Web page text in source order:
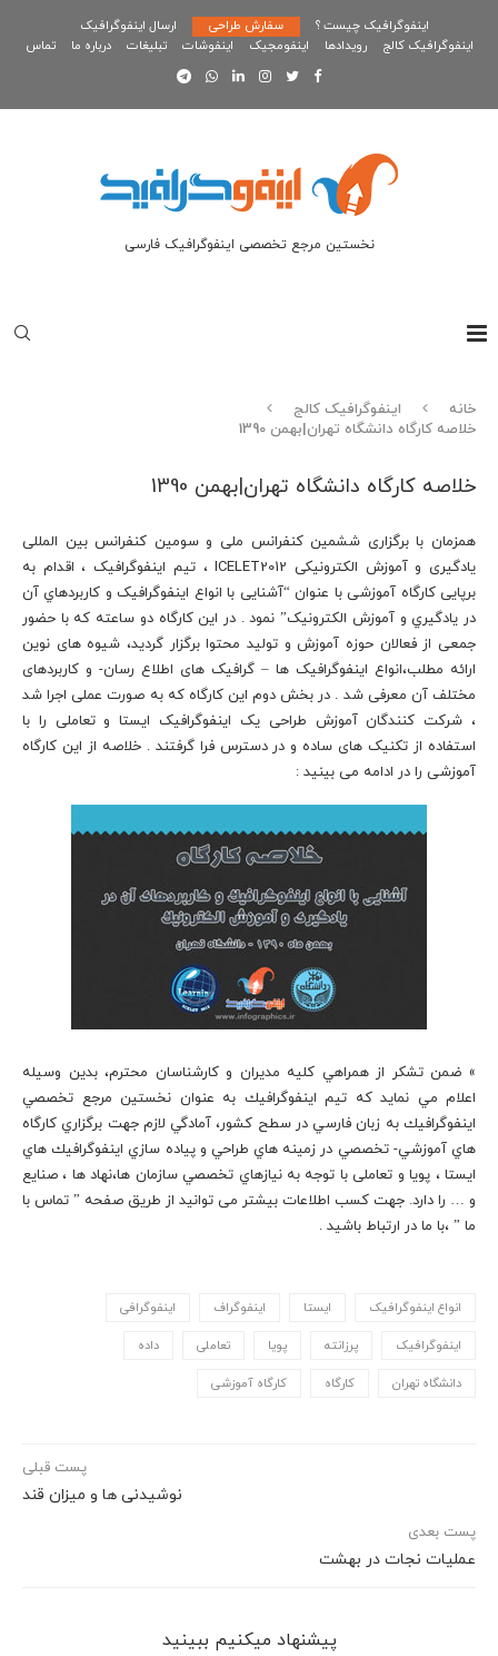
اینفوگرافیک چیست ؟ سفارش طراحی
ارسال اینفوگرافیک
اینفوگرافیک کالج
رویدادها اینفومجیک اینفوشات تبلیغات درباره ما تماس
نخستین مرجع تخصصی اینفوگرافیک فارسی
خانه
اینفوگرافیک کالج
خلاصه کارگاه دانشگاه تهران|بهمن 1390
خلاصه کارگاه دانشگاه تهران|بهمن 1390
همزمان با برگزاری ششمين کنفرانس ملی و سومين کنفرانس بين المللی
يادگيری و آموزش الکترونيکی ICELET2012 ، تیم اینفوگرافیک ، اقدام به
برپایی کارگاه آموزشی با عنوان “آشنایی با انواع اینفوگرافیک و کاربردهاي آن
در یادگیري و آموزش الکترونیک” نمود . در این کارگاه دو ساعته که با حضور
جمعی از فعالان حوزه آموزش و تولید محتوا برگزار گردید، شیوه های نوین
ارائه مطلب،انواع اینفوگرافیک ها – گرافیک های اطلاع رسان- و کاربردهای
مختلف آن معرفی شد . در بخش دوم این کارگاه که به صورت عملی اجرا شد
، شرکت کنندگان آموزش طراحی یک اینفوگرافیک ایستا و تعاملی را با
استفاده از تکنیک های ساده و در دسترس فرا گرفتند . خلاصه از این کارگاه
آموزشی را در ادامه می بینید :
» ضمن تشكر از همراهي كليه مديران و كارشناسان محترم، بدين وسيله
اعلام مي نمايد كه تيم اينفوگرافيك به عنوان نخستين مرجع تخصصي
اينفوگرافيك به زبان فارسي در سطح كشور، آمادگي لازم جهت برگزاري كارگاه
هاي آموزشي- تخصصي در زمينه هاي طراحي و پياده سازي اينفوگرافيك هاي
ايستا ، پويا و تعاملی با توجه به نيازهاي تخصصي سازمان ها،نهاد ها ، صنايع
و … را دارد. جهت كسب اطلاعات بيشتر می توانید از طریق صفحه ” تماس با
ما ” ،با ما در ارتباط باشید .
انواع اینفوگرافیک ایستا اینفوگراف اینفوگرافی
اینفوگرافیک پرزانته پویا تعاملی داده
دانشگاه تهران کارگاه کارگاه آموزشی
پست قبلی
نوشیدنی ها و میزان قند
پست بعدی
عمليات نجات در بهشت
پیشنهاد می‎کنیم ببینید